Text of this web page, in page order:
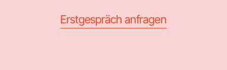
Erstgespräch anfragen